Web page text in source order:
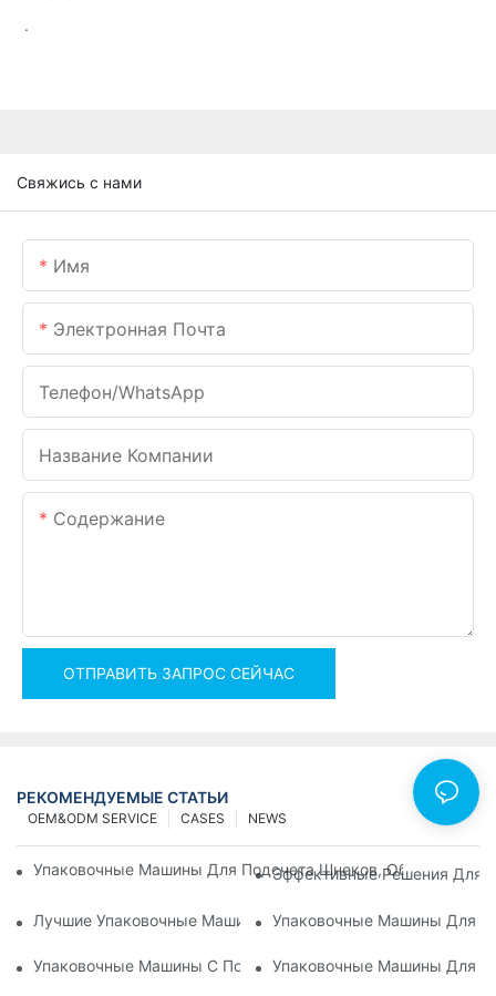
.
Свяжись с нами
Имя
Электронная Почта
Телефон/WhatsApp
Название Компании
Содержание
ОТПРАВИТЬ ЗАПРОС СЕЙЧАС
РЕКОМЕНДУЕМЫЕ СТАТЬИ
NEWS
CASES
OEM&ODM SERVICE
Упаковочные Машины Для Подсчета Шнеков,
Эффективные Решения Для
Лучшие Упаковочные Машины Для Оборудования С
Упаковочные Машины Для
Упаковочные Машины С Подсчетом Винтов: Идеальный
Упаковочные Машины Для